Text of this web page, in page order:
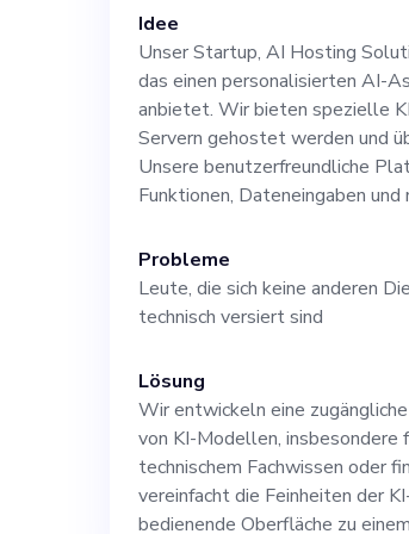
es jedoch
ist
ziemlich
Idee
Unser Startup, AI Hosting
das einen personalisierten AI-
anbietet. Wir bieten spezielle
Servern gehostet werden und
Unsere benutzerfreundliche
Funktionen, Dateneingaben
Probleme
Leute, die sich keine anderen
technisch versiert sind
Lösung
Wir entwickeln eine
von KI-Modellen, insbesondere
technischem Fachwissen oder
vereinfacht die Feinheiten der
bedienende Oberfläche zu